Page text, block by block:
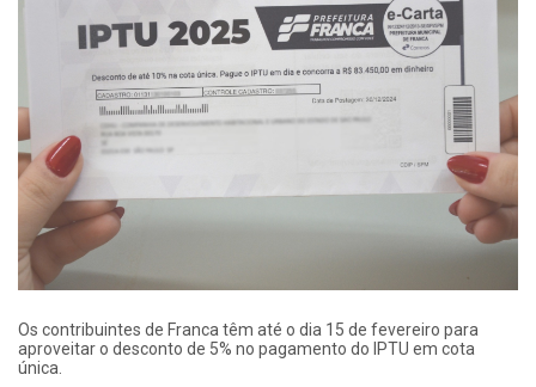
Os contribuintes de Franca têm até o dia 15 de fevereiro para
aproveitar o desconto de 5% no pagamento do IPTU em cota
única.